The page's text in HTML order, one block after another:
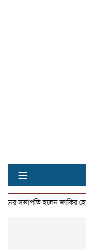
≡
হলেন জাকির হোসেন